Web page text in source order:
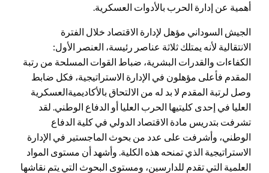
أهمية عن إدارة الحرب بالأدوات العسكرية.
الجيش السوداني مؤهل لإدارة الاقتصاد خلال الفترة
الانتقالية لأنه يمتلك ثلاثة عناصر رئيسة، العنصر الأول:
الكفاءات والقدرات البشرية، ضباط القوات المسلحة من رتبة
المقدم فأعلى مؤهلون في الإدارة الاستراتيجية، فكل ضابط
وصل لرتبة المقدم لا بد له من الالتحاق بالأكاديميةالعسكرية
العليا في إحدى كليتيها الحرب العليا أو الدفاع الوطني. لقد
تشرفت بتدريس مادة الاقتصاد الدولي في كلية الدفاع
الوطني، وأشرفت على عدد من بحوث الماجستير في الإدارة
الاستراتيجية الذي تمنحه هذه الكلية. وأشهد أن مستوى المواد
العلمية التي تقدم للدارسين، ومستوى البحوث التي يتم نقاشها